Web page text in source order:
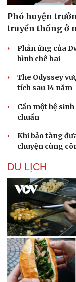
Văn hóa
Sân khấu - Điện ảnh
Phó huyện
truyền thống ở
Phản ứng của
bình chê bai
The Odyssey
tích sau 14 năm
Cần một hệ
chuẩn
Khi bảo tàng
chuyện cùng
DU LỊCH